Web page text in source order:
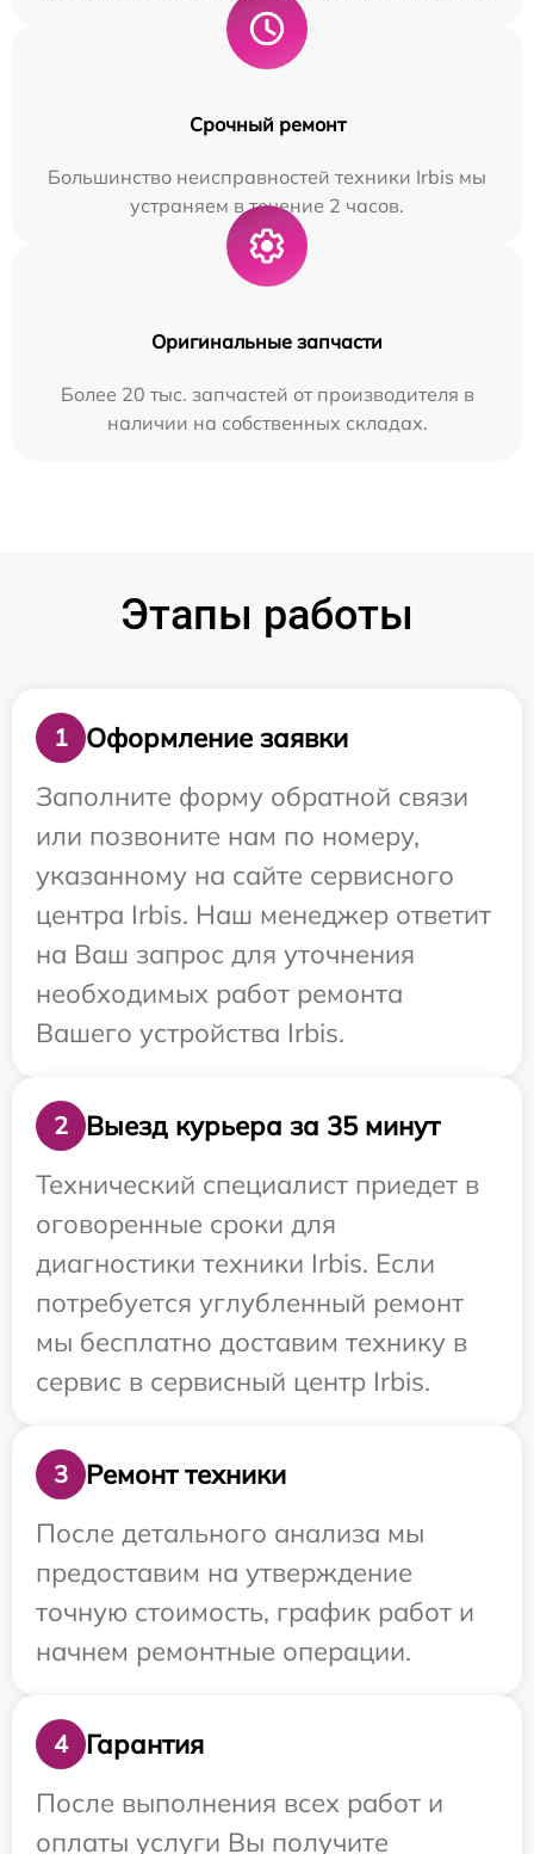
Срочный ремонт
Большинство неисправностей техники Irbis мы
устраняем в течение 2 часов.
Оригинальные запчасти
Более 20 тыс. запчастей от производителя в
наличии на собственных складах.
Этапы работы
1
Оформление заявки
Заполните форму обратной связи
или позвоните нам по номеру,
указанному на сайте сервисного
центра Irbis. Наш менеджер ответит
на Ваш запрос для уточнения
необходимых работ ремонта
Вашего устройства Irbis.
2
Выезд курьера за 35 минут
Технический специалист приедет в
оговоренные сроки для
диагностики техники Irbis. Если
потребуется углубленный ремонт
мы бесплатно доставим технику в
сервис в сервисный центр Irbis.
3
Ремонт техники
После детального анализа мы
предоставим на утверждение
точную стоимость, график работ и
начнем ремонтные операции.
4
Гарантия
После выполнения всех работ и
оплаты услуги Вы получите